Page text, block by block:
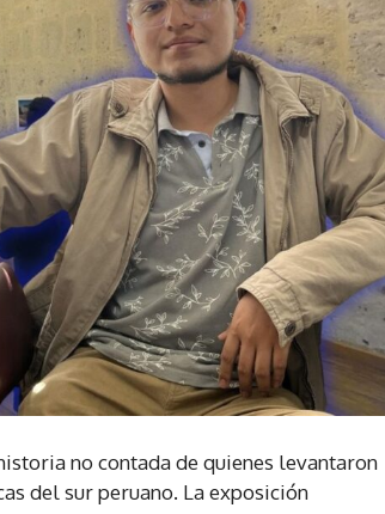
no contada de quienes levantaron
del sur peruano. La exposición